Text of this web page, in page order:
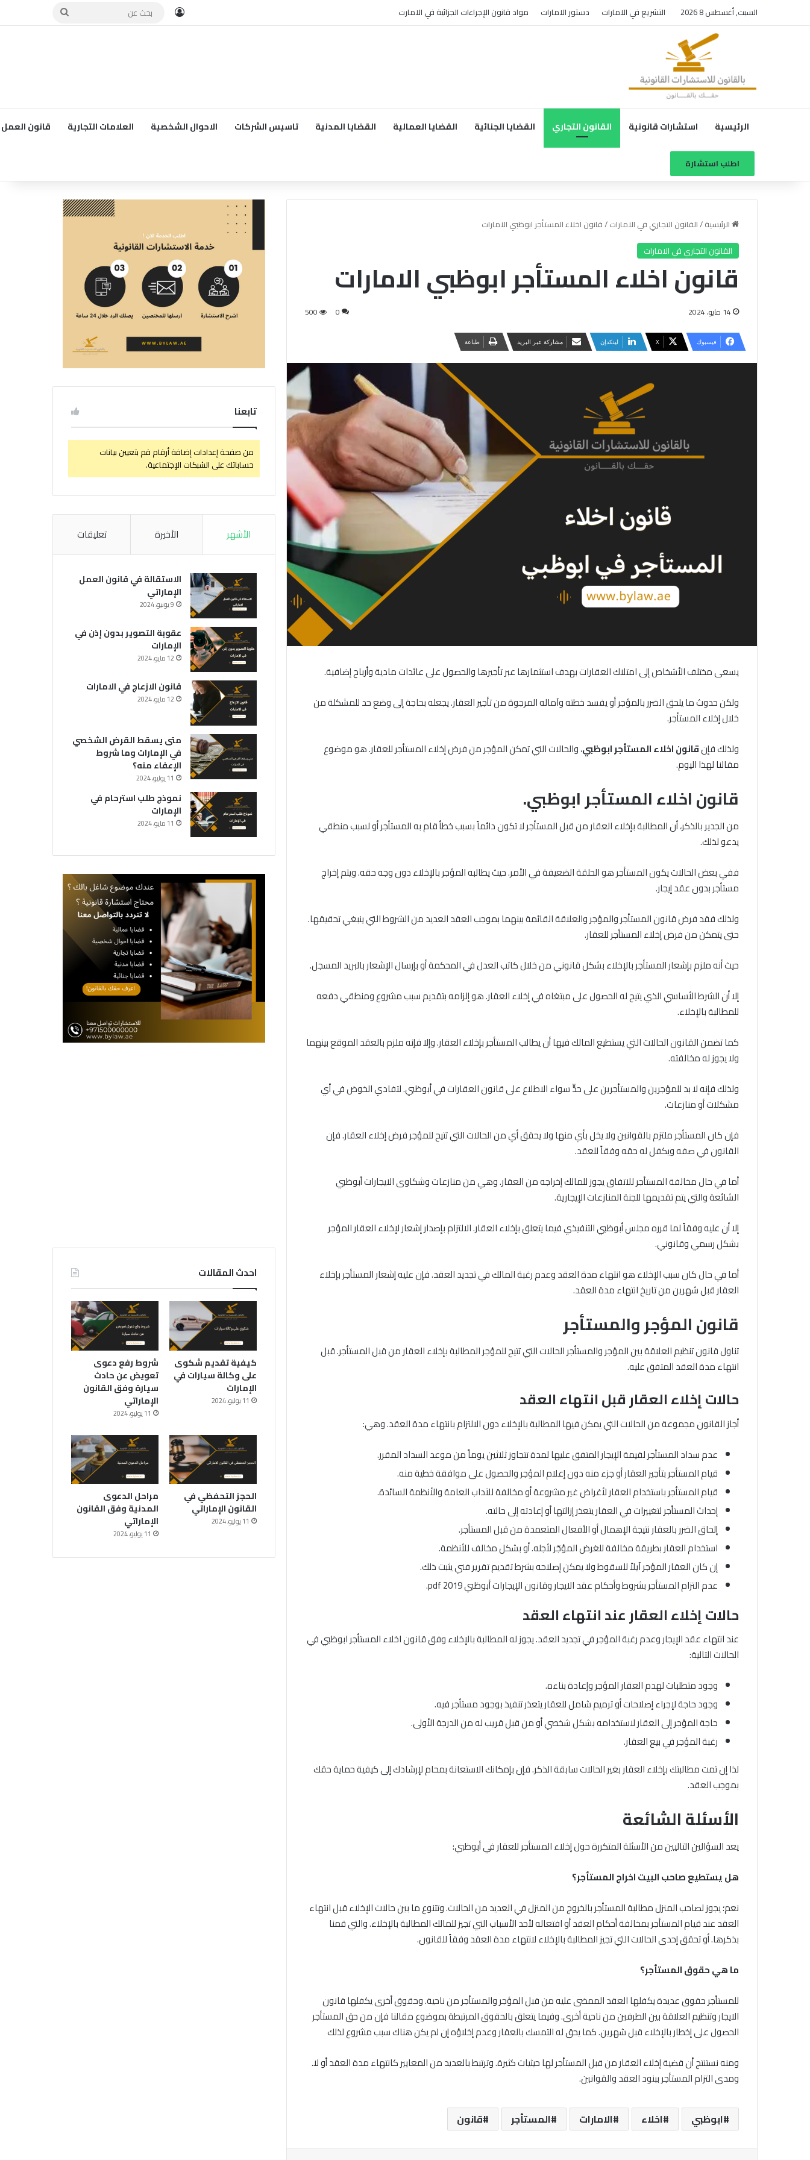
السبت, أغسطس 8 2026 التشريع في الامارات دستور الامارات مواد قانون الإجراءات الجزائية في الامارت تسجيل الدخول
بحث
الرئيسية استشارات قانونية القانون التجاري القضايا الجنائية القضايا العمالية القضايا المدنية تاسيس الشركات الاحوال الشخصية العلامات التجارية قانون العمل
اطلب استشارة
الرئيسية/القانون التجاري في الامارات/قانون اخلاء المستأجر ابوظبي الامارات
القانون التجاري في الامارات
قانون اخلاء المستأجر ابوظبي الامارات
14 مايو، 2024 0
500
فيسبوك ‫X لينكدإن مشاركة عبر البريد طباعة
يسعى مختلف الأشخاص إلى امتلاك العقارات بهدف استثمارها عبر تأجيرها والحصول على عائدات مادية وأرباح إضافية.
ولكن حدوث ما يلحق الضرر بالمؤجر أو يفسد خطته وآماله المرجوة من تأجير العقار. يجعله بحاجة إلى وضع حد للمشكلة من
خلال إخلاء المستأجر.
ولذلك فإنقانوناخلاءالمستأجرابوظبي، والحالات التي تمكن المؤجر من فرض إخلاء المستأجر للعقار. هو موضوع
مقالنا لهذا اليوم.
قانون اخلاء المستأجر ابوظبي.
من الجدير بالذكر، أن المطالبة بإخلاء العقار من قبل المستأجر لا تكون دائماً بسبب خطأ قام به المستأجر أو لسبب منطقي
يدعو لذلك.
ففي بعض الحالات يكون المستأجر هو الحلقة الضعيفة في الأمر. حيث يطالبه المؤجر بالإخلاء دون وجه حقه. ويتم إخراج
مستأجر بدون عقد إيجار.
ولذلك فقد فرض قانون المستأجر والمؤجر والعلاقة القائمة بينهما بموجب العقد العديد من الشروط التي ينبغي تحقيقها.
حتى يتمكن من فرض إخلاء المستأجر للعقار.
حيث أنه ملزم بإشعار المستأجر بالإخلاء بشكل قانوني من خلال كاتب العدل في المحكمة أو بإرسال الإشعار بالبريد المسجل.
إلا أن الشرط الأساسي الذي يتيح له الحصول على مبتغاه في إخلاء العقار. هو إلزامه بتقديم سبب مشروع ومنطقي دفعه
للمطالبة بالإخلاء.
كما تضمن القانون الحالات التي يستطيع المالك فيها أن يطالب المستأجر بإخلاء العقار. وإلا فإنه ملزم بالعقد الموقع بينهما
ولا يجوز له مخالفته.
ولذلك فإنه لا بد للمؤجرين والمستأجرين على حدٍّ سواء الاطلاع على قانون العقارات في أبوظبي. لتفادي الخوض في أي
مشكلات أو منازعات.
فإن كان المستأجر ملتزم بالقوانين ولا يخل بأي منها ولا يحقق أي من الحالات التي تتيح للمؤجر فرض إخلاء العقار. فإن
القانون في صفه ويكفل له حقه وفقاً للعقد.
أما في حال مخالفة المستأجر للاتفاق يجوز للمالك إخراجه من العقار. وهي من منازعات وشكاوى الايجارات أبوظبي
الشائعة والتي يتم تقديمها للجنة المنازعات الإيجارية.
إلا أن عليه وفقاً لما قرره مجلس أبوظبي التنفيذي فيما يتعلق بإخلاء العقار. الالتزام بإصدار إشعار لإخلاء العقار المؤجر
بشكل رسمي وقانوني.
أما في حال كان سبب الإخلاء هو انتهاء مدة العقد وعدم رغبة المالك في تجديد العقد. فإن عليه إشعار المستأجر بإخلاء
العقار قبل شهرين من تاريخ انتهاء مدة العقد.
قانون المؤجر والمستأجر
تناول قانون تنظيم العلاقة بين المؤجر والمستأجر الحالات التي تتيح للمؤجر المطالبة بإخلاء العقار من قبل المستأجر. قبل
انتهاء مدة العقد المتفق عليه.
حالات إخلاء العقار قبل انتهاء العقد
أجاز القانون مجموعة من الحالات التي يمكن فيها المطالبة بالإخلاء دون الالتزام بانتهاء مدة العقد. وهي:
عدم سداد المستأجر لقيمة الإيجار المتفق عليها لمدة تتجاوز ثلاثين يوماً من موعد السداد المقرر.
قيام المستأجر بتأجير العقار أو جزء منه دون إعلام المؤجر والحصول على موافقة خطية منه.
قيام المستأجر باستخدام العقار لأغراض غير مشروعة أو مخالفة للآداب العامة والأنظمة السائدة.
إحداث المستأجر لتغييرات في العقار يتعذر إزالتها أو إعادته إلى حالته.
إلحاق الضرر بالعقار نتيجة الإهمال أو الأفعال المتعمدة من قبل المستأجر.
استخدام العقار بطريقة مخالفة للغرض المؤجّر لأجله. أو بشكل مخالف للأنظمة.
إن كان العقار المؤجر آيلاً للسقوط ولا يمكن إصلاحه بشرط تقديم تقرير فني يثبت ذلك.
عدم التزام المستأجر بشروط وأحكام عقد الايجار وقانون الإيجارات أبوظبي pdf 2019.
حالات إخلاء العقار عند انتهاء العقد
عند انتهاء عقد الإيجار وعدم رغبة المؤجر في تجديد العقد. يجوز له المطالبة بالإخلاء وفق قانون اخلاء المستأجر ابوظبي في
الحالات التالية:
وجود متطلبات لهدم العقار المؤجر وإعادة بناءه.
وجود حاجة لإجراء إصلاحات أو ترميم شامل للعقار يتعذر تنفيذ بوجود مستأجر فيه.
حاجة المؤجر إلى العقار لاستخدامه بشكل شخصي أو من قبل قريب له من الدرجة الأولى.
رغبة المؤجر في بيع العقار.
لذا إن تمت مطالبتك بإخلاء العقار بغير الحالات سابقة الذكر. فإن بإمكانك الاستعانة بمحام لإرشادك إلى كيفية حماية حقك
بموجب العقد.
الأسئلة الشائعة
يعد السؤالين التاليين من الأسئلة المتكررة حول إخلاء المستأجر للعقار في أبوظبي:
هل يستطيع صاحب البيت اخراج المستأجر؟
نعم؛ يجوز لصاحب المنزل مطالبة المستأجر بالخروج من المنزل في العديد من الحالات. وتتنوع ما بين حالات الإخلاء قبل انتهاء
العقد عند قيام المستأجر بمخالفة أحكام العقد أو افتعاله لأحد الأسباب التي تجيز للمالك المطالبة بالإخلاء. والتي قمنا
بذكرها. أو تحقق إحدى الحالات التي تجيز المطالبة بالإخلاء لانتهاء مدة العقد وفقاً للقانون.
ما هي حقوق المستأجر؟
للمستأجر حقوق عديدة يكفلها العقد الممضى عليه من قبل المؤجر والمستأجر من ناحية. وحقوق أخرى يكفلها قانون
الايجار وتنظيم العلاقة بين الطرفين من ناحية أخرى. وفيما يتعلق بالحقوق المرتبطة بموضوع مقالنا فإن من حق المستأجر
الحصول على إخطار بالإخلاء قبل شهرين. كما يحق له التمسك بالعقار وعدم إخلاؤه إن لم يكن هناك سبب مشروع لذلك
ومنه نستنتج أن قضية إخلاء العقار من قبل المستأجر لها حيثيات كثيرة. وترتبط بالعديد من المعايير كانتهاء مدة العقد أو لا.
ومدى التزام المستأجر ببنود العقد والقوانين.
ابوظبي اخلاء الامارات المستأجر قانون
تابعنا
من صفحة إعدادات إضافة أرقام قم بتعيين بيانات
حساباتك على الشبكات الإجتماعية.
الأشهر الأخيرة تعليقات
الاستقالة في قانون العمل
الإماراتي
9 يونيو، 2024
عقوبة التصوير بدون إذن في
الإمارات
12 مايو، 2024
قانون الازعاج في الامارات
12 مايو، 2024
متى يسقط القرض الشخصي
في الإمارات وما شروط
الإعفاء منه؟
11 يوليو، 2024
نموذج طلب استرحام في
الإمارات
11 مايو، 2024
احدث المقالات
كيفية تقديم شكوى
على وكالة سيارات في
الإمارات
11 يوليو، 2024
شروط رفع دعوى
تعويض عن حادث
سيارة وفق القانون
الإماراتي
11 يوليو، 2024
الحجز التحفظي في
القانون الإماراتي
11 يوليو، 2024
مراحل الدعوى
المدنية وفق القانون
الإماراتي
11 يوليو، 2024